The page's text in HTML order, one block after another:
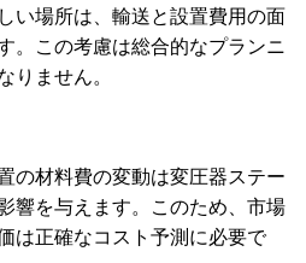
い場所は、輸送と設置費用の面
。この考慮は総合的なプランニ
りません。
の材料費の変動は変圧器ステー
響を与えます。このため、市場
は正確なコスト予測に必要で